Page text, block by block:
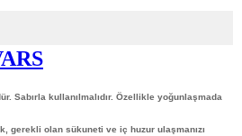
Sabırla kullanılmalıdır. Özellikle yoğunlaşmada
gerekli olan sükuneti ve iç huzur ulaşmanızı